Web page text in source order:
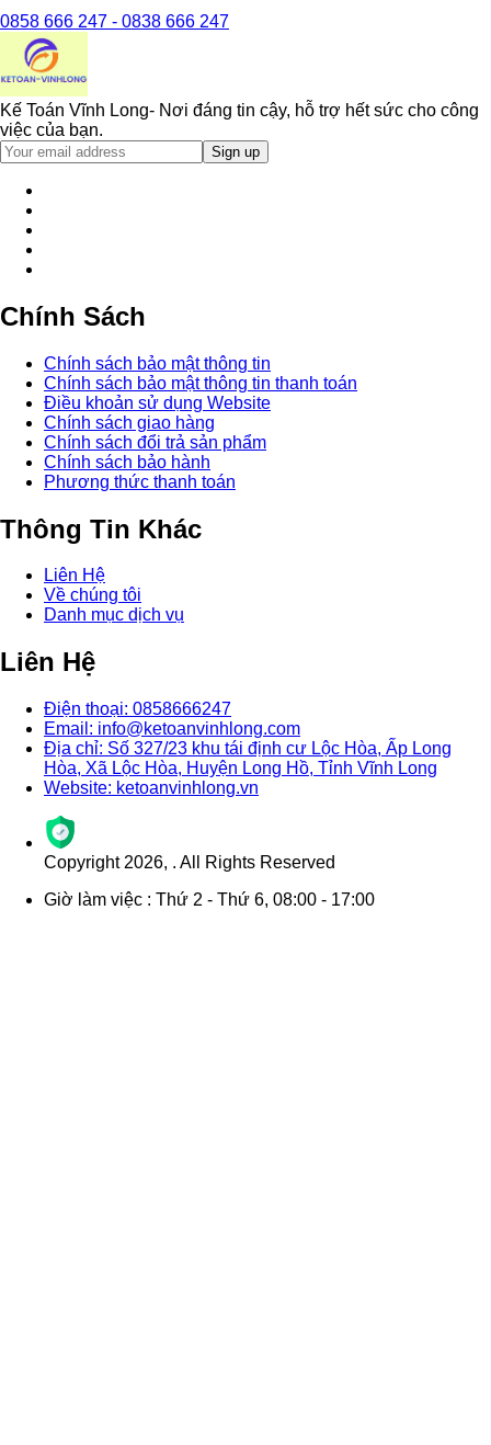
0858 666 247 - 0838 666 247
Kế Toán Vĩnh Long- Nơi đáng tin cậy, hỗ trợ hết sức cho công
việc của bạn.
Chính Sách
Chính sách bảo mật thông tin
Chính sách bảo mật thông tin thanh toán
Điều khoản sử dụng Website
Chính sách giao hàng
Chính sách đổi trả sản phẩm
Chính sách bảo hành
Phương thức thanh toán
Thông Tin Khác
Liên Hệ
Về chúng tôi
Danh mục dịch vụ
Liên Hệ
Điện thoại: 0858666247
Email: info@ketoanvinhlong.com
Địa chỉ: Số 327/23 khu tái định cư Lộc Hòa, Ấp Long
Hòa, Xã Lộc Hòa, Huyện Long Hồ, Tỉnh Vĩnh Long
Website: ketoanvinhlong.vn
Copyright 2026, . All Rights Reserved
Giờ làm việc : Thứ 2 - Thứ 6, 08:00 - 17:00